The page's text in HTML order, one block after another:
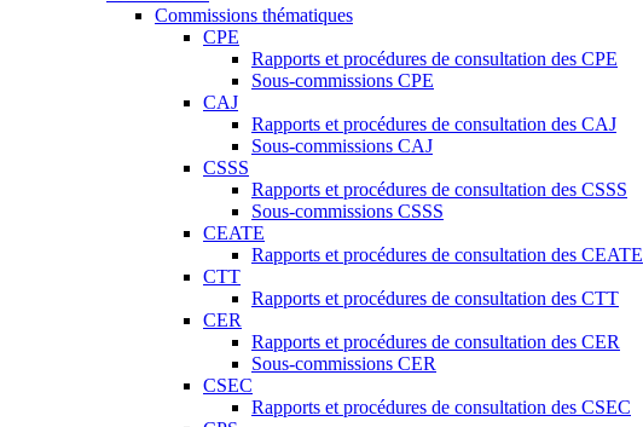
Commissions thématiques
CPE
Rapports et procédures de consultation des CPE
Sous-commissions CPE
CAJ
Rapports et procédures de consultation des CAJ
Sous-commissions CAJ
CSSS
Rapports et procédures de consultation des CSSS
Sous-commissions CSSS
CEATE
Rapports et procédures de consultation des CEATE
CTT
Rapports et procédures de consultation des CTT
CER
Rapports et procédures de consultation des CER
Sous-commissions CER
CSEC
Rapports et procédures de consultation des CSEC